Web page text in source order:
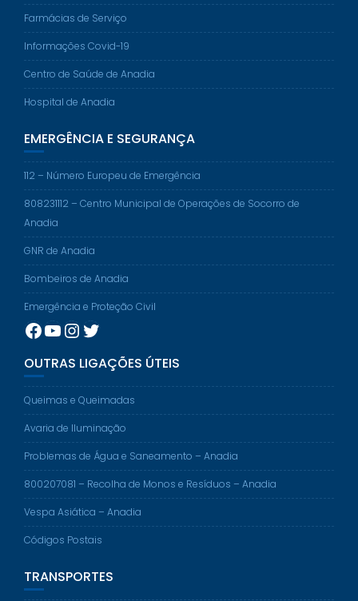
Farmácias de Serviço
Informações Covid-19
Centro de Saúde de Anadia
Hospital de Anadia
EMERGÊNCIA E SEGURANÇA
112 – Número Europeu de Emergência
808231112 – Centro Municipal de Operações de Socorro de
Anadia
GNR de Anadia
Bombeiros de Anadia
Emergência e Proteção Civil
Facebook
YouTube
Instagram
Twitter
OUTRAS LIGAÇÕES ÚTEIS
Queimas e Queimadas
Avaria de Iluminação
Problemas de Água e Saneamento – Anadia
800207081 – Recolha de Monos e Resíduos – Anadia
Vespa Asiática – Anadia
Códigos Postais
TRANSPORTES